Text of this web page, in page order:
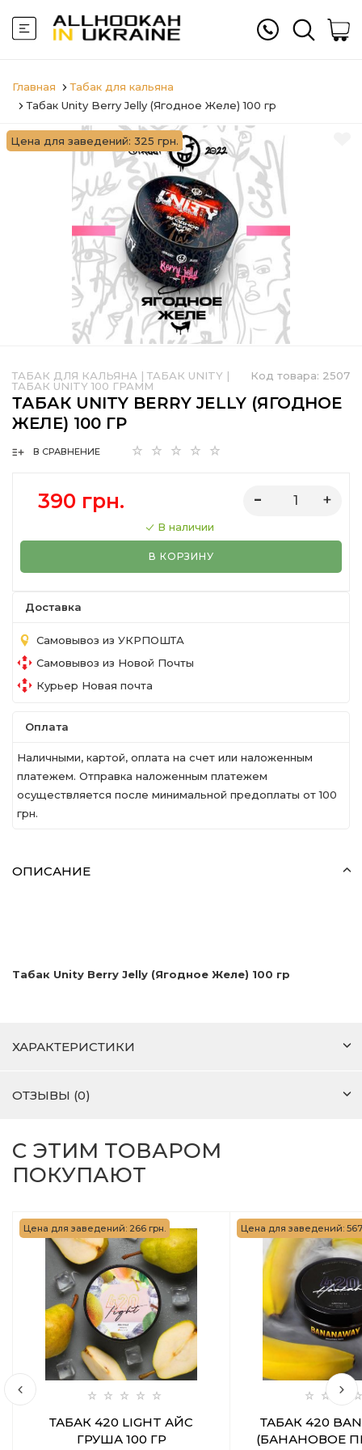
Главная
Табак для кальяна
Табак Unity Berry Jelly (Ягодное Желе) 100 гр
Цена для заведений: 325 грн.
Код товара: 2507
ТАБАК ДЛЯ КАЛЬЯНА | ТАБАК UNITY |
ТАБАК UNITY 100 ГРАММ
ТАБАК UNITY BERRY JELLY (ЯГОДНОЕ
ЖЕЛЕ) 100 ГР
В СРАВНЕНИЕ
390 грн.
В наличии
В КОРЗИНУ
Доставка
Самовывоз из УКРПОШТА
Самовывоз из Новой Почты
Курьер Новая почта
Оплата
Наличными, картой, оплата на счет или наложенным
платежем. Отправка наложенным платежем
осуществляется после минимальной предоплаты от 100
грн.
ОПИСАНИЕ
Табак Unity Berry Jelly (Ягодное Желе) 100 гр
ХАРАКТЕРИСТИКИ
ОТЗЫВЫ (0)
С ЭТИМ ТОВАРОМ
ПОКУПАЮТ
Цена для заведений: 266 грн.
ТАБАК 420 LIGHT АЙС
ГРУША 100 ГР
Цена для заведений: 567
ТАБАК 420
(БАНАНОВОЕ